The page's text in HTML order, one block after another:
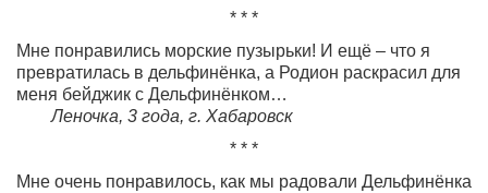
* * *
Мне понравились морские пузырьки! И ещё – что я
превратилась в дельфинёнка, а Родион раскрасил для
меня бейджик с Дельфинёнком…
Леночка, 3 года, г. Хабаровск
* * *
Мне очень понравилось, как мы радовали Дельфинёнка